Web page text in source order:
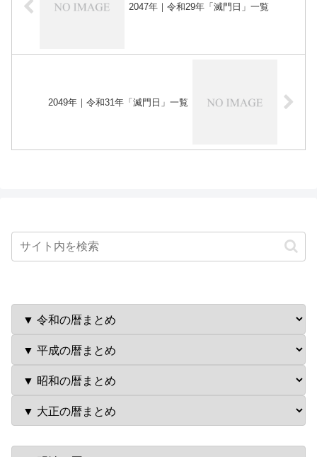
2047年｜令和29年「滅門日」一覧
2049年｜令和31年「滅門日」一覧